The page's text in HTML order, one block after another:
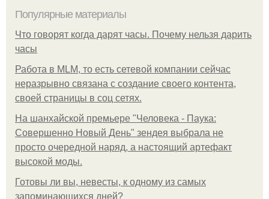
Популярные материалы
Что говорят когда дарят часы. Почему нельзя дарить
часы
Работа в MLM, то есть сетевой компании сейчас
неразрывно связана с создание своего контента,
своей страницы в соц сетях.
На шанхайской премьере "Человека - Паука:
Совершенно Новый День" зендея выбрала не
просто очередной наряд, а настоящий артефакт
высокой моды.
Готовы ли вы, невесты, к одному из самых
запоминающихся дней?